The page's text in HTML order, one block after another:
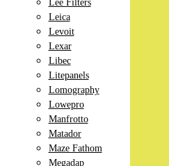
Lee Filters
Leica
Levoit
Lexar
Libec
Litepanels
Lomography
Lowepro
Manfrotto
Matador
Maze Fathom
Megadap